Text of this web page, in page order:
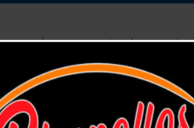
por la vacuna contra el coronavirus
la vacuna contra el